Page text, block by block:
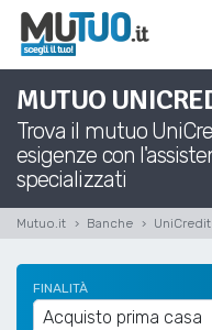
MUTUO
Trova il mutuo
esigenze con
specializzati
Mutuo.it Banche
FINALITÀ
Acquisto prima casa